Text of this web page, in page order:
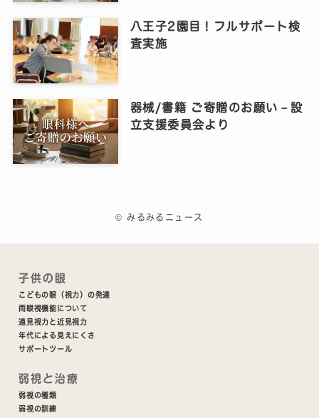
八王子2園目！フルサポート検
査実施
器械/書籍 ご寄贈のお願い－設
立支援委員会より
© みるみるニュース
子供の眼
こどもの眼（視力）の発達
両眼視機能について
遠見視力と近見視力
年代による見えにくさ
サポートツール
弱視と治療
弱視の種類
弱視の訓練